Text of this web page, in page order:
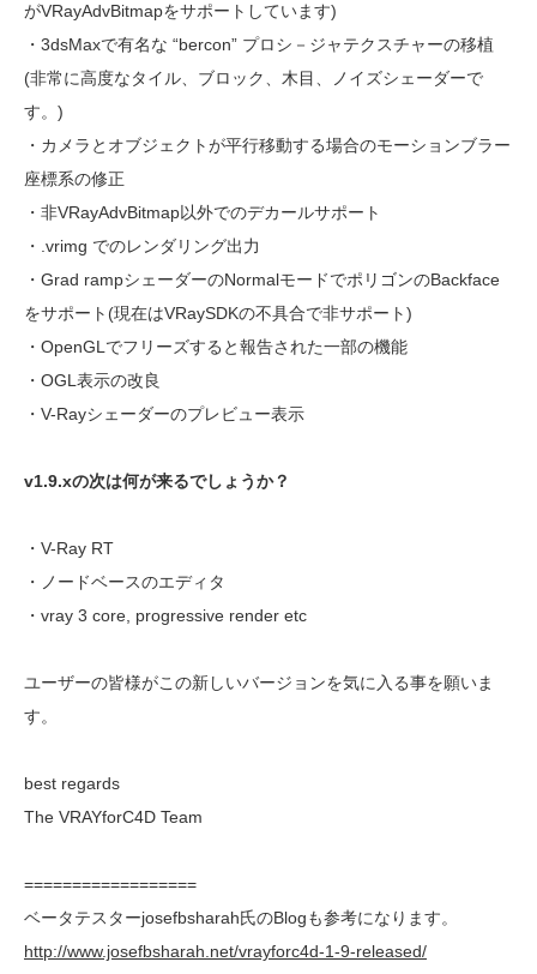
がVRayAdvBitmapをサポートしています)
・3dsMaxで有名な “bercon” プロシ－ジャテクスチャーの移植
(非常に高度なタイル、ブロック、木目、ノイズシェーダーで
す。)
・カメラとオブジェクトが平行移動する場合のモーションブラー
座標系の修正
・非VRayAdvBitmap以外でのデカールサポート
・.vrimg でのレンダリング出力
・Grad rampシェーダーのNormalモードでポリゴンのBackface
をサポート(現在はVRaySDKの不具合で非サポート)
・OpenGLでフリーズすると報告された一部の機能
・OGL表示の改良
・V-Rayシェーダーのプレビュー表示
v1.9.xの次は何が来るでしょうか？
・V-Ray RT
・ノードベースのエディタ
・vray 3 core, progressive render etc
ユーザーの皆様がこの新しいバージョンを気に入る事を願いま
す。
best regards
The VRAYforC4D Team
==================
ベータテスターjosefbsharah氏のBlogも参考になります。
http://www.josefbsharah.net/vrayforc4d-1-9-released/